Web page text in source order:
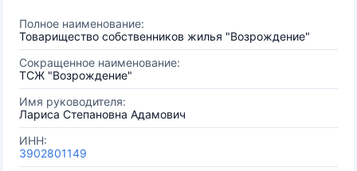
Полное наименование:
Товарищество собственников жилья "Возрождение"
Сокращенное наименование:
ТСЖ "Возрождение"
Имя руководителя:
Лариса Степановна Адамович
ИНН:
3902801149